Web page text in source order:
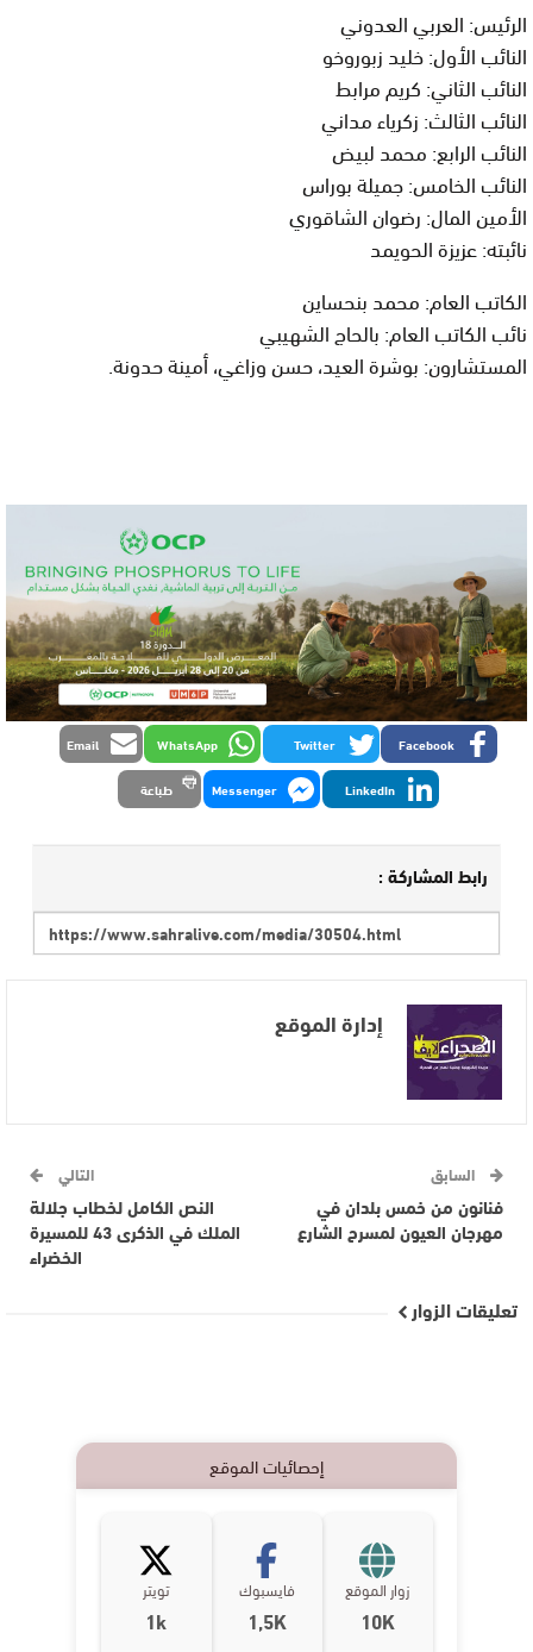
الرئيس: العربي العدوني
النائب الأول: خليد زبوروخو
النائب الثاني: كريم مرابط
النائب الثالث: زكرياء مداني
النائب الرابع: محمد لبيض
النائب الخامس: جميلة بوراس
الأمين المال: رضوان الشاقوري
نائبته: عزيزة الحويمد
الكاتب العام: محمد بنحساين
نائب الكاتب العام: بالحاج الشهيبي
المستشارون: بوشرة العيد، حسن وزاغي، أمينة حدونة.
Facebook
Twitter
WhatsApp
Email
LinkedIn
Messenger طباعة
رابط المشاركة :
إدارة الموقع
السابق
فنانون من خمس بلدان في
مهرجان العيون لمسرح الشارع
التالي
النص الكامل لخطاب جلالة
الملك في الذكرى 43 للمسيرة
الخضراء
تعليقات الزوار
إحصائيات الموقع
زوار الموقع
10K
فايسبوك
1,5K
تويتر
1k